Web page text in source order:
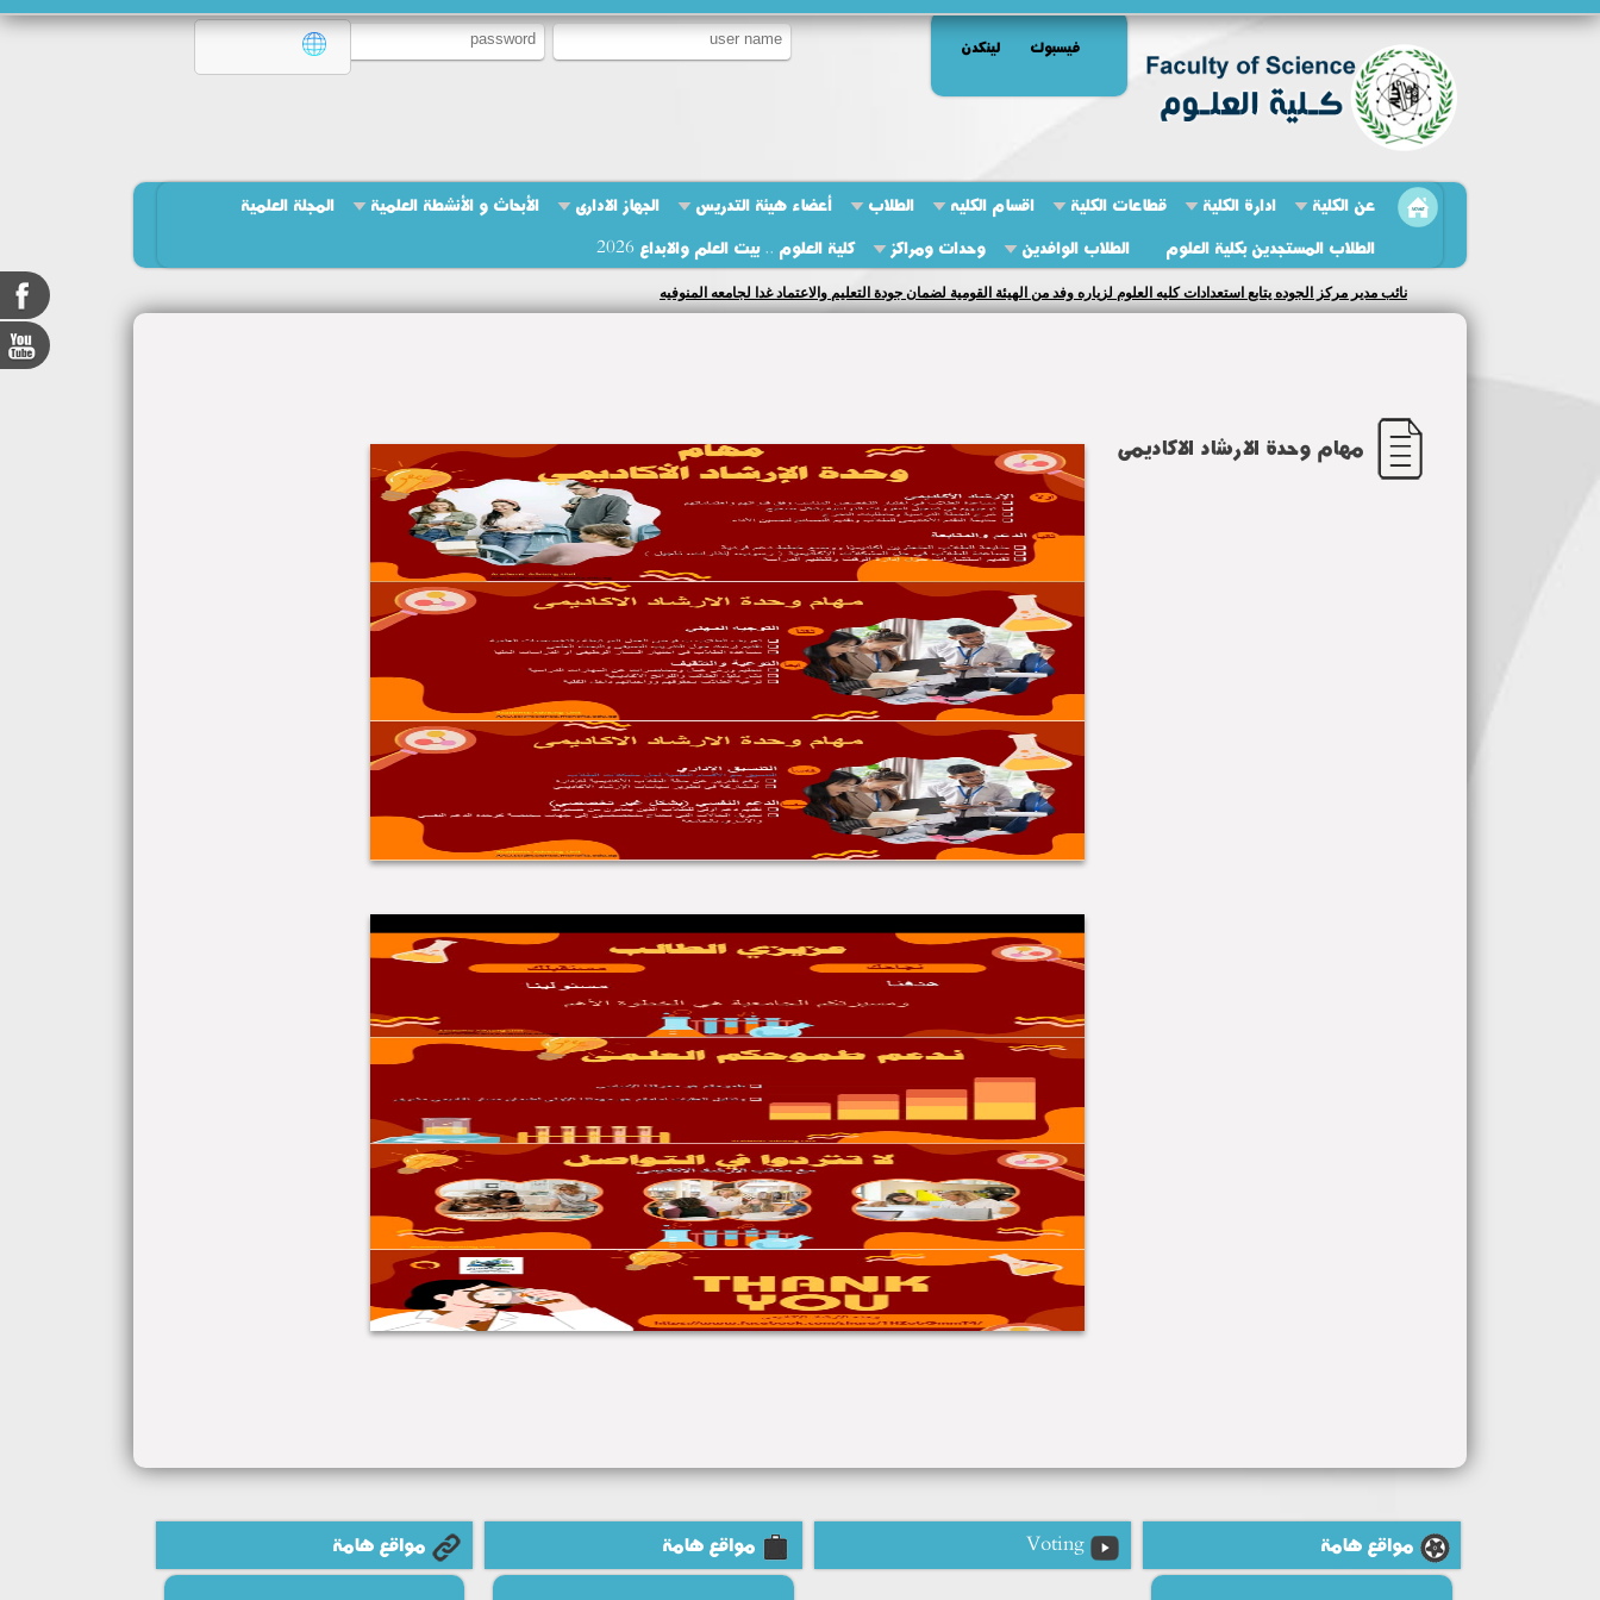
فيسبوك لينكدن
عن الكلية ادارة الكلية قطاعات الكلية اقسام الكليه الطلاب أعضاء هيئة التدريس الجهاز الادارى الأبحاث و الأنشطة العلمية
المجلة العلمية
الطلاب المستجدين بكلية العلوم
الطلاب الوافدين وحدات ومراكز كلية العلوم .. بيت العلم والابداع 2026
نائب مدير مركز الجوده يتابع استعدادات كليه العلوم لزياره وفد من الهيئة القومية لضمان جودة التعليم والاعتماد غدا لجامعه المنوفيه
مهام وحدة الارشاد الاكاديمى
مواقع هامة Voting مواقع هامة مواقع هامة